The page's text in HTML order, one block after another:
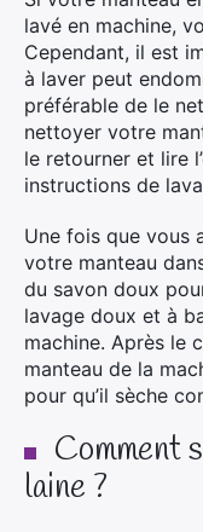
lavé en machine,
Cependant, il est
à laver peut
préférable de le
nettoyer votre
le retourner et lire
instructions de
Une fois que vous
votre manteau
du savon doux
lavage doux et à
machine. Après le
manteau de la
pour qu’il sèche
Comment
laine ?